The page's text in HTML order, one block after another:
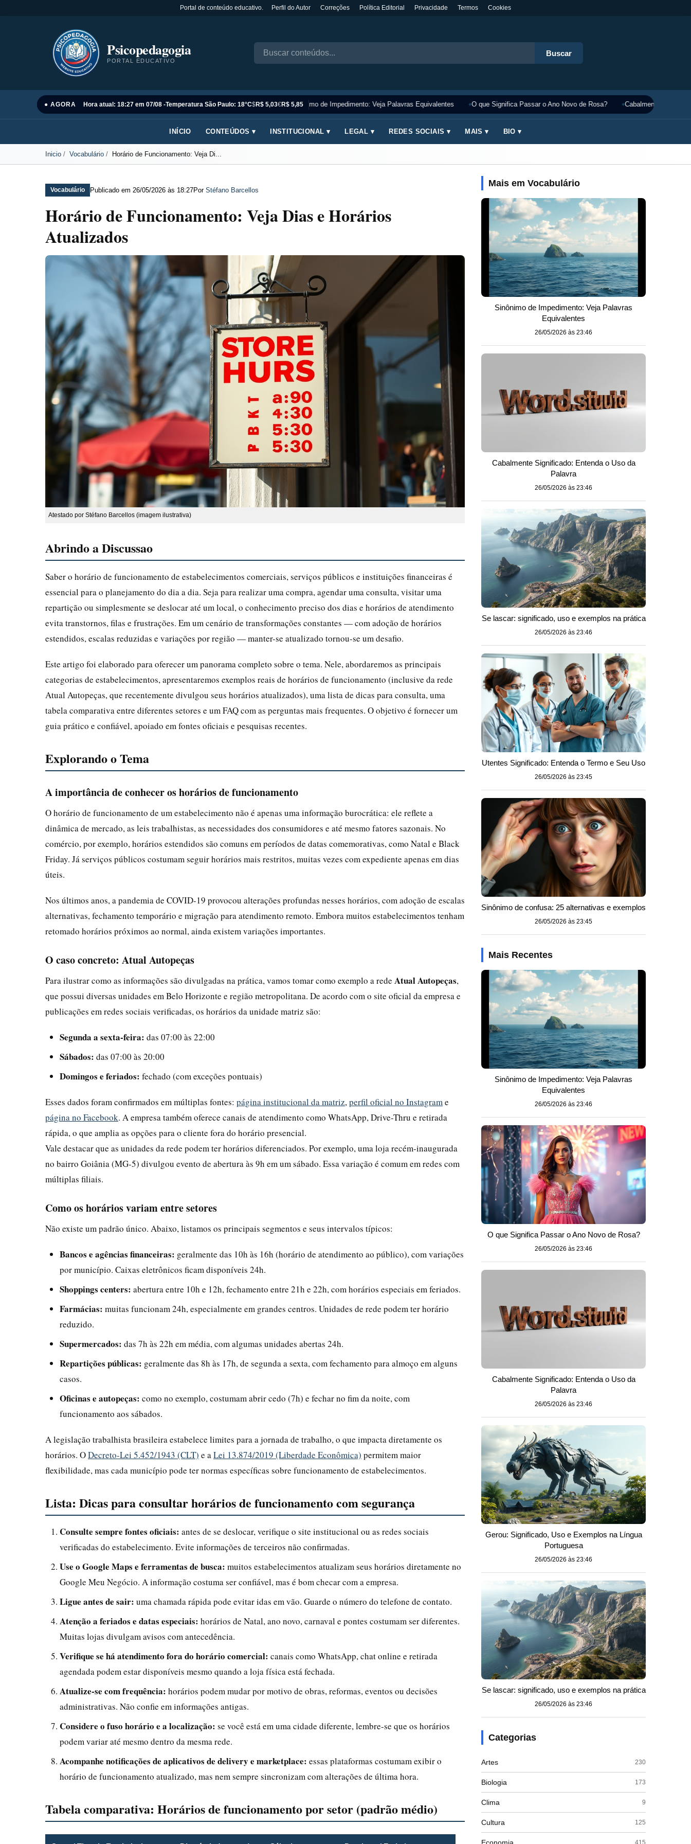
Portal de conteúdo educativo. Perfil do Autor Correções Política Editorial Privacidade Termos Cookies
Psicopedagogia
PORTAL EDUCATIVO
Buscar
● AGORA Hora atual: 18:27 em 07/08 -Temperatura São Paulo: 18°C$R$ 5,03€R$ 5,85
Sinônimo de Impedimento: Veja Palavras Equivalentes O que Significa Passar o Ano Novo de Rosa? Cabalmente
INÍCIO CONTEÚDOS ▾ INSTITUCIONAL ▾ LEGAL ▾ REDES SOCIAIS ▾ MAIS ▾ BIO ▾
Inicio Vocabulário Horário de Funcionamento: Veja Di...
Vocabulário Publicado em 26/05/2026 às 18:27Por Stéfano Barcellos
Horário de Funcionamento: Veja Dias e Horários
Atualizados
Atestado por Stéfano Barcellos (imagem ilustrativa)
Abrindo a Discussao
Saber o horário de funcionamento de estabelecimentos comerciais, serviços públicos e instituições financeiras é
essencial para o planejamento do dia a dia. Seja para realizar uma compra, agendar uma consulta, visitar uma
repartição ou simplesmente se deslocar até um local, o conhecimento preciso dos dias e horários de atendimento
evita transtornos, filas e frustrações. Em um cenário de transformações constantes — com adoção de horários
estendidos, escalas reduzidas e variações por região — manter-se atualizado tornou-se um desafio.
Este artigo foi elaborado para oferecer um panorama completo sobre o tema. Nele, abordaremos as principais
categorias de estabelecimentos, apresentaremos exemplos reais de horários de funcionamento (inclusive da rede
Atual Autopeças, que recentemente divulgou seus horários atualizados), uma lista de dicas para consulta, uma
tabela comparativa entre diferentes setores e um FAQ com as perguntas mais frequentes. O objetivo é fornecer um
guia prático e confiável, apoiado em fontes oficiais e pesquisas recentes.
Explorando o Tema
A importância de conhecer os horários de funcionamento
O horário de funcionamento de um estabelecimento não é apenas uma informação burocrática: ele reflete a
dinâmica de mercado, as leis trabalhistas, as necessidades dos consumidores e até mesmo fatores sazonais. No
comércio, por exemplo, horários estendidos são comuns em períodos de datas comemorativas, como Natal e Black
Friday. Já serviços públicos costumam seguir horários mais restritos, muitas vezes com expediente apenas em dias
úteis.
Nos últimos anos, a pandemia de COVID-19 provocou alterações profundas nesses horários, com adoção de escalas
alternativas, fechamento temporário e migração para atendimento remoto. Embora muitos estabelecimentos tenham
retomado horários próximos ao normal, ainda existem variações importantes.
O caso concreto: Atual Autopeças
Para ilustrar como as informações são divulgadas na prática, vamos tomar como exemplo a rede Atual Autopeças,
que possui diversas unidades em Belo Horizonte e região metropolitana. De acordo com o site oficial da empresa e
publicações em redes sociais verificadas, os horários da unidade matriz são:
Segunda a sexta-feira: das 07:00 às 22:00
Sábados: das 07:00 às 20:00
Domingos e feriados: fechado (com exceções pontuais)
Esses dados foram confirmados em múltiplas fontes: página institucional da matriz, perfil oficial no Instagram e
página no Facebook. A empresa também oferece canais de atendimento como WhatsApp, Drive-Thru e retirada
rápida, o que amplia as opções para o cliente fora do horário presencial.
Vale destacar que as unidades da rede podem ter horários diferenciados. Por exemplo, uma loja recém-inaugurada
no bairro Goiânia (MG-5) divulgou evento de abertura às 9h em um sábado. Essa variação é comum em redes com
múltiplas filiais.
Como os horários variam entre setores
Não existe um padrão único. Abaixo, listamos os principais segmentos e seus intervalos típicos:
Bancos e agências financeiras: geralmente das 10h às 16h (horário de atendimento ao público), com variações
por município. Caixas eletrônicos ficam disponíveis 24h.
Shoppings centers: abertura entre 10h e 12h, fechamento entre 21h e 22h, com horários especiais em feriados.
Farmácias: muitas funcionam 24h, especialmente em grandes centros. Unidades de rede podem ter horário
reduzido.
Supermercados: das 7h às 22h em média, com algumas unidades abertas 24h.
Repartições públicas: geralmente das 8h às 17h, de segunda a sexta, com fechamento para almoço em alguns
casos.
Oficinas e autopeças: como no exemplo, costumam abrir cedo (7h) e fechar no fim da noite, com
funcionamento aos sábados.
A legislação trabalhista brasileira estabelece limites para a jornada de trabalho, o que impacta diretamente os
horários. ODecreto-Lei 5.452/1943 (CLT) e a Lei 13.874/2019 (Liberdade Econômica) permitem maior
flexibilidade, mas cada município pode ter normas específicas sobre funcionamento de estabelecimentos.
Lista: Dicas para consultar horários de funcionamento com segurança
Consulte sempre fontes oficiais: antes de se deslocar, verifique o site institucional ou as redes sociais
verificadas do estabelecimento. Evite informações de terceiros não confirmadas.
Use o Google Maps e ferramentas de busca: muitos estabelecimentos atualizam seus horários diretamente no
Google Meu Negócio. A informação costuma ser confiável, mas é bom checar com a empresa.
Ligue antes de sair: uma chamada rápida pode evitar idas em vão. Guarde o número do telefone de contato.
Atenção a feriados e datas especiais: horários de Natal, ano novo, carnaval e pontes costumam ser diferentes.
Muitas lojas divulgam avisos com antecedência.
Verifique se há atendimento fora do horário comercial: canais como WhatsApp, chat online e retirada
agendada podem estar disponíveis mesmo quando a loja física está fechada.
Atualize-se com frequência: horários podem mudar por motivo de obras, reformas, eventos ou decisões
administrativas. Não confie em informações antigas.
Considere o fuso horário e a localização: se você está em uma cidade diferente, lembre-se que os horários
podem variar até mesmo dentro da mesma rede.
Acompanhe notificações de aplicativos de delivery e marketplace: essas plataformas costumam exibir o
horário de funcionamento atualizado, mas nem sempre sincronizam com alterações de última hora.
Tabela comparativa: Horários de funcionamento por setor (padrão médio)
Mais em Vocabulário
Sinônimo de Impedimento: Veja Palavras
Equivalentes
26/05/2026 às 23:46
Cabalmente Significado: Entenda o Uso da
Palavra
26/05/2026 às 23:46
Se lascar: significado, uso e exemplos na prática
26/05/2026 às 23:46
Utentes Significado: Entenda o Termo e Seu Uso
26/05/2026 às 23:45
Sinônimo de confusa: 25 alternativas e exemplos
26/05/2026 às 23:45
Mais Recentes
Sinônimo de Impedimento: Veja Palavras
Equivalentes
26/05/2026 às 23:46
O que Significa Passar o Ano Novo de Rosa?
26/05/2026 às 23:46
Cabalmente Significado: Entenda o Uso da
Palavra
26/05/2026 às 23:46
Gerou: Significado, Uso e Exemplos na Língua
Portuguesa
26/05/2026 às 23:46
Se lascar: significado, uso e exemplos na prática
26/05/2026 às 23:46
Categorias
Artes 230
Biologia 173
Clima 9
Cultura 125
415